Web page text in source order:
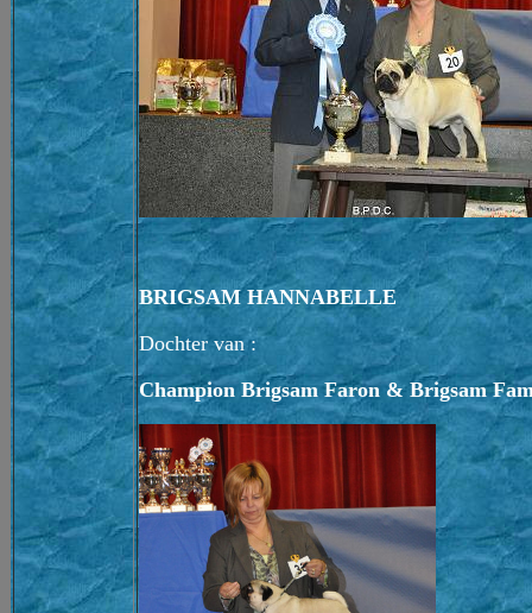
BRIGSAM HANNABELLE
Dochter van :
Champion Brigsam Faron & Brigsam